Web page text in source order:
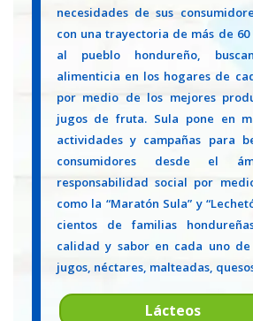
necesidades de sus
con una trayectoria de más de 60
al pueblo hondureño,
alimenticia en los hogares de
por medio de los mejores
jugos de fruta. Sula pone en
actividades y campañas para
consumidores desde el
responsabilidad social por
como la “Maratón Sula” y
cientos de familias
calidad y sabor en cada uno de
jugos, néctares, malteadas,
Lácteos